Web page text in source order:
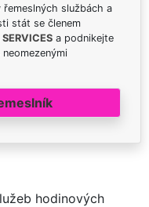
službách a
stát se členem
a podnikejte
hodinových